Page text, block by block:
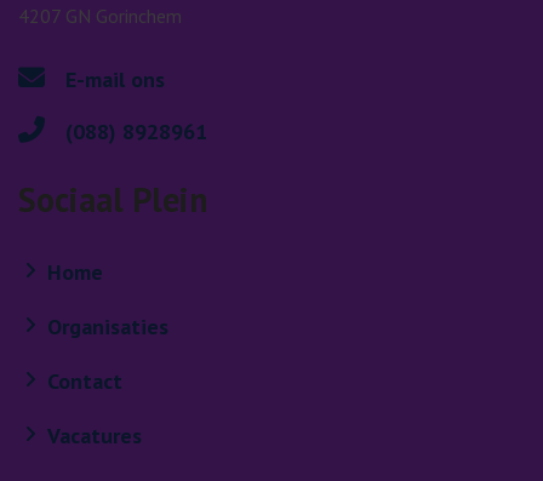
4207 GN Gorinchem
E-mail ons
(088) 8928961
Sociaal Plein
Home
Organisaties
Contact
Vacatures